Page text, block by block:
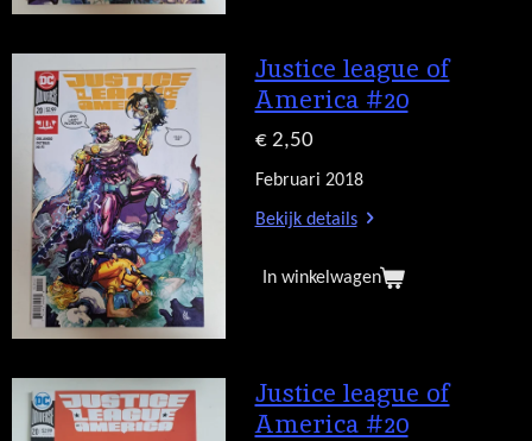
Justice league of
America #20
€ 2,50
Februari 2018
Bekijk details
In winkelwagen
Justice league of
America #20